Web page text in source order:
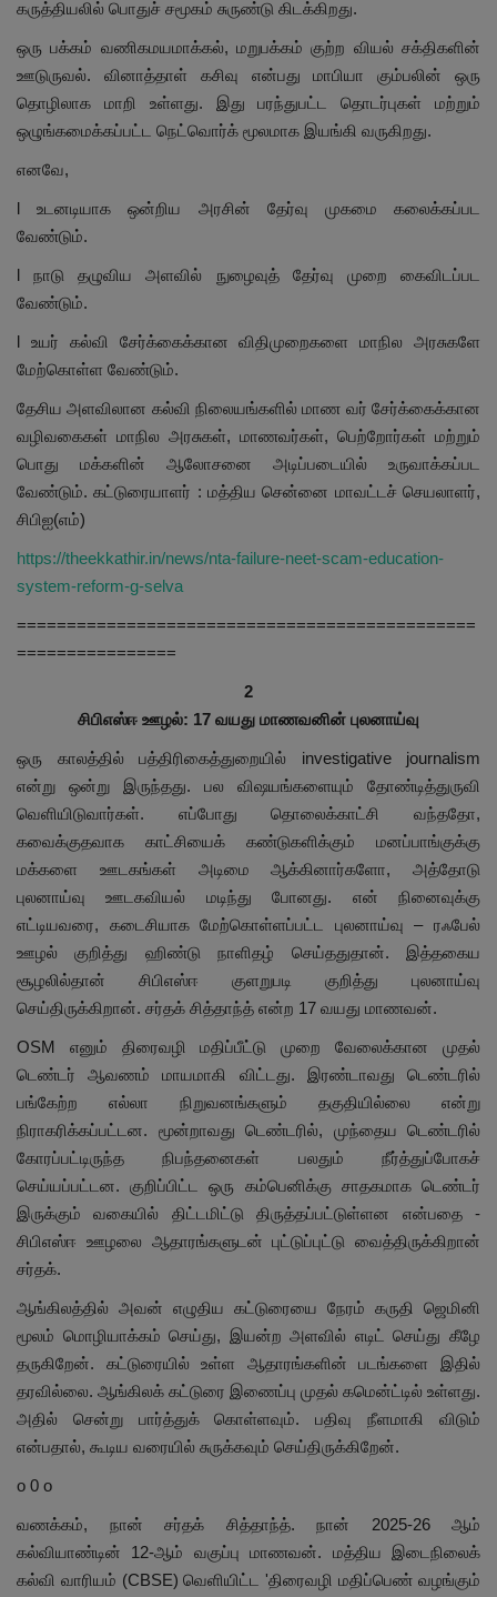
கருத்தியலில் பொதுச் சமூகம் சுருண்டு கிடக்கிறது.
ஒரு பக்கம் வணிகமயமாக்கல், மறுபக்கம் குற்ற வியல் சக்திகளின்
ஊடுருவல். வினாத்தாள் கசிவு என்பது மாபியா கும்பலின் ஒரு
தொழிலாக மாறி உள்ளது. இது பரந்துபட்ட தொடர்புகள் மற்றும்
ஒழுங்கமைக்கப்பட்ட நெட்வொர்க் மூலமாக இயங்கி வருகிறது.
எனவே,
l உடனடியாக ஒன்றிய அரசின் தேர்வு முகமை கலைக்கப்பட
வேண்டும்.
l நாடு தழுவிய அளவில் நுழைவுத் தேர்வு முறை கைவிடப்பட
வேண்டும்.
l உயர் கல்வி சேர்க்கைக்கான விதிமுறைகளை மாநில அரசுகளே
மேற்கொள்ள வேண்டும்.
தேசிய அளவிலான கல்வி நிலையங்களில் மாண வர் சேர்க்கைக்கான
வழிவகைகள் மாநில அரசுகள், மாணவர்கள், பெற்றோர்கள் மற்றும்
பொது மக்களின் ஆலோசனை அடிப்படையில் உருவாக்கப்பட
வேண்டும். கட்டுரையாளர் : மத்திய சென்னை மாவட்டச் செயலாளர்,
சிபிஐ(எம்)
https://theekkathir.in/news/nta-failure-neet-scam-education-
system-reform-g-selva
==============================================
================
2
சிபிஎஸ்ஈ ஊழல்: 17 வயது மாணவனின் புலனாய்வு
ஒரு காலத்தில் பத்திரிகைத்துறையில் investigative journalism
என்று ஒன்று இருந்தது. பல விஷயங்களையும் தோண்டித்துருவி
வெளியிடுவார்கள். எப்போது தொலைக்காட்சி வந்ததோ,
கவைக்குதவாக காட்சியைக் கண்டுகளிக்கும் மனப்பாங்குக்கு
மக்களை ஊடகங்கள் அடிமை ஆக்கினார்களோ, அத்தோடு
புலனாய்வு ஊடகவியல் மடிந்து போனது. என் நினைவுக்கு
எட்டியவரை, கடைசியாக மேற்கொள்ளப்பட்ட புலனாய்வு – ரஃபேல்
ஊழல் குறித்து ஹிண்டு நாளிதழ் செய்ததுதான். இத்தகைய
சூழலில்தான் சிபிஎஸ்ஈ குளறுபடி குறித்து புலனாய்வு
செய்திருக்கிறான். சர்தக் சித்தாந்த் என்ற 17 வயது மாணவன்.
OSM எனும் திரைவழி மதிப்பீட்டு முறை வேலைக்கான முதல்
டெண்டர் ஆவணம் மாயமாகி விட்டது. இரண்டாவது டெண்டரில்
பங்கேற்ற எல்லா நிறுவனங்களும் தகுதியில்லை என்று
நிராகரிக்கப்பட்டன. மூன்றாவது டெண்டரில், முந்தைய டெண்டரில்
கோரப்பட்டிருந்த நிபந்தனைகள் பலதும் நீர்த்துப்போகச்
செய்யப்பட்டன. குறிப்பிட்ட ஒரு கம்பெனிக்கு சாதகமாக டெண்டர்
இருக்கும் வகையில் திட்டமிட்டு திருத்தப்பட்டுள்ளன என்பதை -
சிபிஎஸ்ஈ ஊழலை ஆதாரங்களுடன் புட்டுப்புட்டு வைத்திருக்கிறான்
சர்தக்.
ஆங்கிலத்தில் அவன் எழுதிய கட்டுரையை நேரம் கருதி ஜெமினி
மூலம் மொழியாக்கம் செய்து, இயன்ற அளவில் எடிட் செய்து கீழே
தருகிறேன். கட்டுரையில் உள்ள ஆதாரங்களின் படங்களை இதில்
தரவில்லை. ஆங்கிலக் கட்டுரை இணைப்பு முதல் கமென்ட்டில் உள்ளது.
அதில் சென்று பார்த்துக் கொள்ளவும். பதிவு நீளமாகி விடும்
என்பதால், கூடிய வரையில் சுருக்கவும் செய்திருக்கிறேன்.
o 0 o
வணக்கம், நான் சர்தக் சித்தாந்த். நான் 2025-26 ஆம்
கல்வியாண்டின் 12-ஆம் வகுப்பு மாணவன். மத்திய இடைநிலைக்
கல்வி வாரியம் (CBSE) வெளியிட்ட 'திரைவழி மதிப்பெண் வழங்கும்